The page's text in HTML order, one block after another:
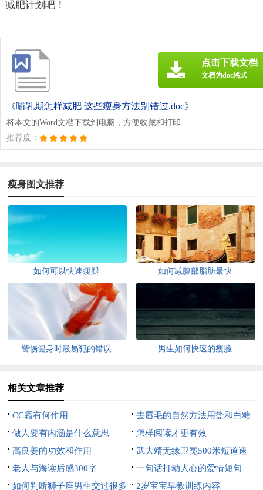
减肥计划吧！
《哺乳期怎样减肥 这些瘦身方法别错过.doc》
将本文的Word文档下载到电脑，方便收藏和打印
推荐度：
点击下载文档
文档为doc格式
瘦身图文推荐
如何可以快速瘦腿 如何减腹部脂肪最快
警惕健身时最易犯的错误 男生如何快速的瘦脸
相关文章推荐
CC霜有何作用
去唇毛的自然方法用盐和白糖
做人要有内涵是什么意思
怎样阅读才更有效
高良姜的功效和作用
武大靖无缘卫冕500米短道速
滑，刘少昂夺冠
老人与海读后感300字
一句话打动人心的爱情短句
如何判断狮子座男生交过很多
2岁宝宝早教训练内容